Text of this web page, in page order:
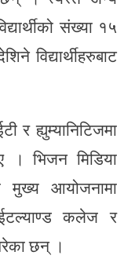
संख्या १५
विद्यार्थीहरुबाट
र ह्युम्यानिटिजमा
। भिजन मिडिया
आयोजनामा
कलेज र
छन् ।